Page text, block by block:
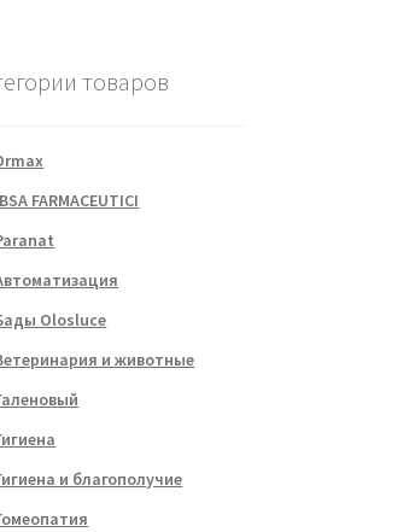
товаров
FARMACEUTICI
Olosluce
и животные
и благополучие